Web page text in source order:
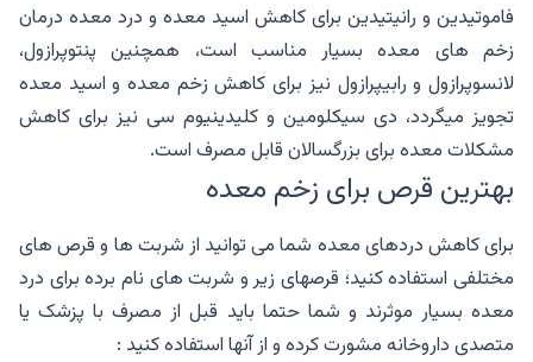
فاموتیدین و رانیتیدین برای کاهش اسید معده و درد معده درمان
زخم های معده بسیار مناسب است، همچنین پنتوپرازول،
لانسوپرازول و رابیپرازول نیز برای کاهش زخم معده و اسید معده
تجویز میگردد، دی سیکلومین و کلیدینیوم سی نیز برای کاهش
مشکلات معده برای بزرگسالان قابل مصرف است.
بهترین قرص برای زخم معده
برای کاهش دردهای معده شما می توانید از شربت ها و قرص های
مختلفی استفاده کنید؛ قرصهای زیر و شربت های نام برده برای درد
معده بسیار موثرند و شما حتما باید قبل از مصرف با پزشک یا
متصدی داروخانه مشورت کرده و از آنها استفاده کنید :